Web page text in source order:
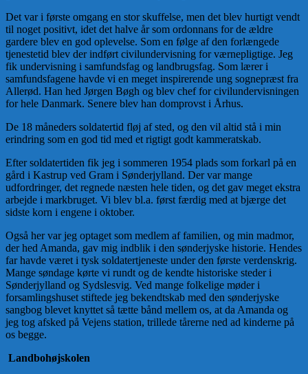
Det var i første omgang en stor skuffelse, men det blev hurtigt vendt
til noget positivt, idet det halve år som ordonnans for de ældre
gardere blev en god oplevelse. Som en følge af den forlængede
tjenestetid blev der indført civilundervisning for værnepligtige. Jeg
fik undervisning i samfundsfag og landbrugsfag. Som lærer i
samfundsfagene havde vi en meget inspirerende ung sognepræst fra
Allerød. Han hed Jørgen Bøgh og blev chef for civilundervisningen
for hele Danmark. Senere blev han domprovst i Århus.
De 18 måneders soldatertid fløj af sted, og den vil altid stå i min
erindring som en god tid med et rigtigt godt kammeratskab.
Efter soldatertiden fik jeg i sommeren 1954 plads som forkarl på en
gård i Kastrup ved Gram i Sønderjylland. Der var mange
udfordringer, det regnede næsten hele tiden, og det gav meget ekstra
arbejde i markbruget. Vi blev bl.a. først færdig med at bjærge det
sidste korn i engene i oktober.
Også her var jeg optaget som medlem af familien, og min madmor,
der hed Amanda, gav mig indblik i den sønderjyske historie. Hendes
far havde været i tysk soldatertjeneste under den første verdenskrig.
Mange søndage kørte vi rundt og de kendte historiske steder i
Sønderjylland og Sydslesvig. Ved mange folkelige møder i
forsamlingshuset stiftede jeg bekendtskab med den sønderjyske
sangbog blevet knyttet så tætte bånd mellem os, at da Amanda og
jeg tog afsked på Vejens station, trillede tårerne ned ad kinderne på
os begge.
Landbohøjskolen